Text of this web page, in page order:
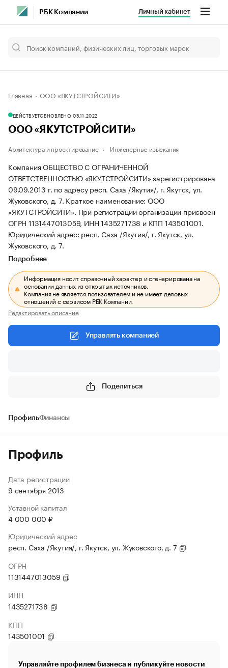
РБК Компании Личный кабинет
Главная ООО «ЯКУТСТРОЙСИТИ»
ДЕЙСТВУЕТОБНОВЛЕНО, 05.11.2022
ООО «ЯКУТСТРОЙСИТИ»
Архитектура и проектирование Инженерные изыскания
Компания ОБЩЕСТВО С ОГРАНИЧЕННОЙ
ОТВЕТСТВЕННОСТЬЮ «ЯКУТСТРОЙСИТИ» зарегистрирована
09.09.2013 г. по адресу респ. Саха /Якутия/, г. Якутск, ул.
Жуковского, д. 7. Краткое наименование: ООО
«ЯКУТСТРОЙСИТИ». При регистрации организации присвоен
ОГРН 1131447013059, ИНН 1435271738 и КПП 143501001.
Юридический адрес: респ. Саха /Якутия/, г. Якутск, ул.
Жуковского, д. 7.
Подробнее
Информация носит справочный характер и сгенерирована на
основании данных из открытых источников.
Компания не является пользователем и не имеет деловых
отношений с сервисом РБК Компании.
Редактировать описание
Управлять компанией
Поделиться
ПрофильФинансы
Профиль
Дата регистрации
9 сентября 2013
Уставной капитал
4 000 000 ₽
Юридический адрес
респ. Саха /Якутия/, г. Якутск, ул. Жуковского, д. 7
ОГРН
1131447013059
ИНН
1435271738
КПП
143501001
Управляйте профилем бизнеса и публикуйте новости